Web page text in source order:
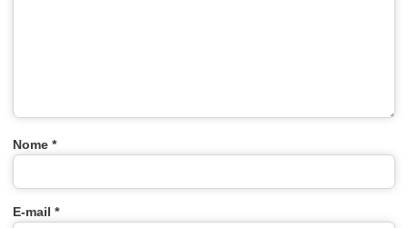
Nome *
E-mail *